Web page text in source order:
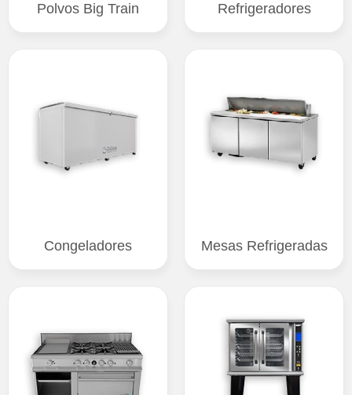
Polvos Big Train Refrigeradores
Congeladores Mesas Refrigeradas